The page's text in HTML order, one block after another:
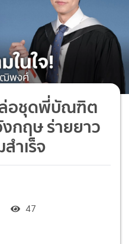
ล่อชุดพี่บัณฑิต
กฤษ ร่ายยาว
ำเร็จ
47